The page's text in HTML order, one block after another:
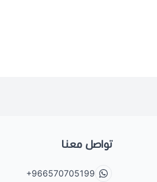
تواصل معنا
+966570705199